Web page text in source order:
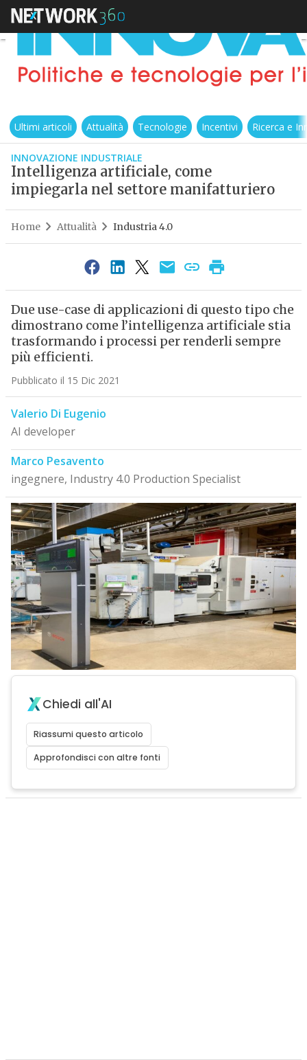
Ultimi articoli Attualità Tecnologie Incentivi Ricerca e
INNOVAZIONE INDUSTRIALE
Intelligenza artificiale, come
impiegarla nel settore manifatturiero
Home Attualità Industria 4.0
Due use-case di applicazioni di questo tipo che
dimostrano come l’intelligenza artificiale stia
trasformando i processi per renderli sempre
più efficienti.
Pubblicato il 15 Dic 2021
Valerio Di Eugenio
AI developer
Marco Pesavento
ingegnere, Industry 4.0 Production Specialist
Chiedi all'AI
Riassumi questo articolo
Approfondisci con altre fonti